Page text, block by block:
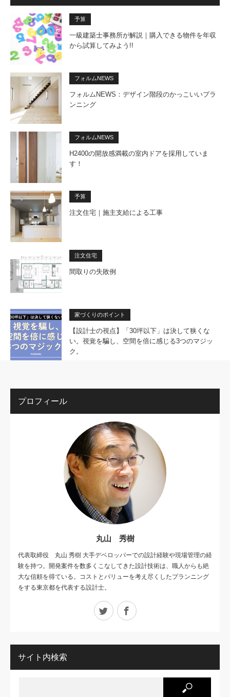
予算
一級建築士事務所が解説｜購入できる物件を年収
から試算してみよう!!
フォルムNEWS
フォルムNEWS：デザイン階段のかっこいいプラ
ンニング
フォルムNEWS
H2400の開放感満載の室内ドアを採用していま
す！
予算
注文住宅｜施主支給による工事
注文住宅
間取りの失敗例
家づくりのポイント
【設計士の視点】「30坪以下」は決して狭くな
い。視覚を騙し、空間を倍に感じる3つのマジッ
ク。
プロフィール
丸山 秀樹
代表取締役 丸山 秀樹 大手デベロッパーでの設計経験や現場管理の経
験を持つ。開発案件を数多くこなしてきた設計技術は、職人からも絶
大な信頼を得ている。コストとバリューを考え尽くしたプランニング
をする東京都を代表する設計士。
Twitter Facebook
サイト内検索